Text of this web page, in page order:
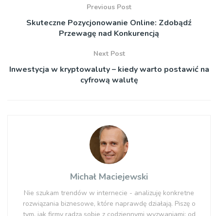
Previous Post
Skuteczne Pozycjonowanie Online: Zdobądź
Przewagę nad Konkurencją
Next Post
Inwestycja w kryptowaluty – kiedy warto postawić na
cyfrową walutę
Michał Maciejewski
Nie szukam trendów w internecie - analizuję konkretne
rozwiązania biznesowe, które naprawdę działają. Piszę o